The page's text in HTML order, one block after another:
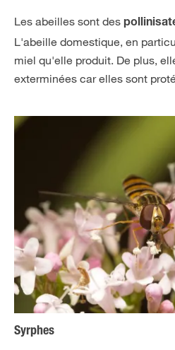
Les abeilles sont des
L'abeille domestique, en
miel qu'elle produit. De plus,
exterminées car elles sont
Syrphes